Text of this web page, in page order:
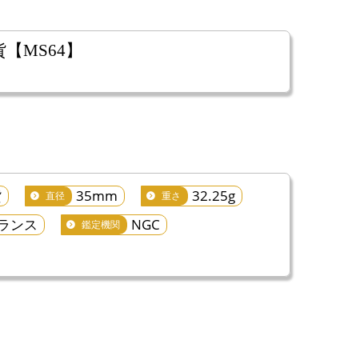
MS64】
直径 35mm 重さ 32.25g
ンス 鑑定機関 NGC